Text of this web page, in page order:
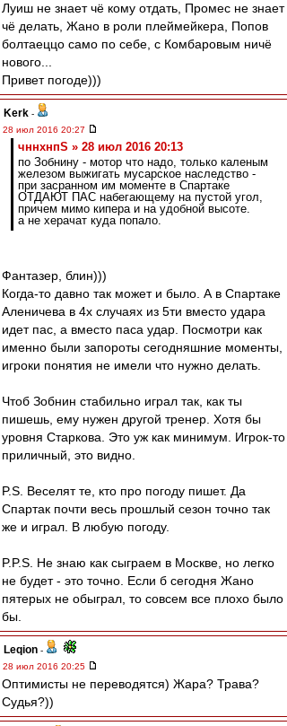
Луиш не знает чё кому отдать, Промес не знает
чё делать, Жано в роли плеймейкера, Попов
болтаеццо само по себе, с Комбаровым ничё
нового...
Привет погоде)))
Kerk -
28 июл 2016 20:27
чннхнпS » 28 июл 2016 20:13
по Зобнину - мотор что надо, только каленым
железом выжигать мусарское наследство -
при засранном им моменте в Спартаке
ОТДАЮТ ПАС набегающему на пустой угол,
причем мимо кипера и на удобной высоте.
а не херачат куда попало.
Фантазер, блин)))
Когда-то давно так может и было. А в Спартаке
Аленичева в 4х случаях из 5ти вместо удара
идет пас, а вместо паса удар. Посмотри как
именно были запороты сегодняшние моменты,
игроки понятия не имели что нужно делать.
Чтоб Зобнин стабильно играл так, как ты
пишешь, ему нужен другой тренер. Хотя бы
уровня Старкова. Это уж как минимум. Игрок-то
приличный, это видно.
P.S. Веселят те, кто про погоду пишет. Да
Спартак почти весь прошлый сезон точно так
же и играл. В любую погоду.
P.P.S. Не знаю как сыграем в Москве, но легко
не будет - это точно. Если б сегодня Жано
пятерых не обыграл, то совсем все плохо было
бы.
Leqion -
28 июл 2016 20:25
Оптимисты не переводятся) Жара? Трава?
Судья?))